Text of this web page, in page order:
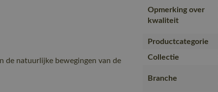
de natuurlijke bewegingen van de
Opmerking over
kwaliteit
Productcategorie
Collectie
Branche